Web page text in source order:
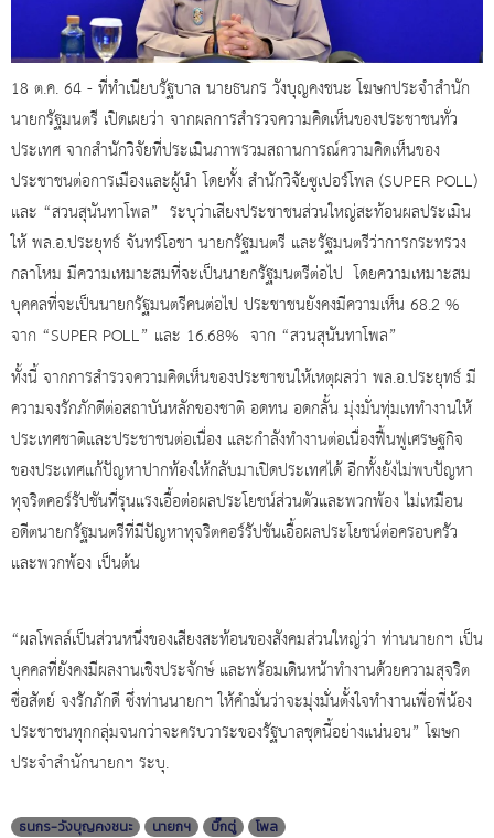
18 ต.ค. 64 - ที่ทำเนียบรัฐบาล นายธนกร วังบุญคงชนะ โฆษกประจำสำนัก
นายกรัฐมนตรี เปิดเผยว่า จากผลการสำรวจความคิดเห็นของประชาชนทั่ว
ประเทศ จากสำนักวิจัยที่ประเมินภาพรวมสถานการณ์ความคิดเห็นของ
ประชาชนต่อการเมืองและผู้นำ โดยทั้ง สำนักวิจัยซูเปอร์โพล (SUPER POLL)
และ “สวนสุนันทาโพล” ระบุว่าเสียงประชาชนส่วนใหญ่สะท้อนผลประเมิน
ให้ พล.อ.ประยุทธ์ จันทร์โอชา นายกรัฐมนตรี และรัฐมนตรีว่าการกระทรวง
กลาโหม มีความเหมาะสมที่จะเป็นนายกรัฐมนตรีต่อไป โดยความเหมาะสม
บุคคลที่จะเป็นนายกรัฐมนตรีคนต่อไป ประชาชนยังคงมีความเห็น 68.2 %
จาก “SUPER POLL” และ 16.68% จาก “สวนสุนันทาโพล”
ทั้งนี้ จากการสำรวจความคิดเห็นของประชาชนให้เหตุผลว่า พล.อ.ประยุทธ์ มี
ความจงรักภักดีต่อสถาบันหลักของชาติ อดทน อดกลั้น มุ่งมั่นทุ่มเททำงานให้
ประเทศชาติและประชาชนต่อเนื่อง และกำลังทำงานต่อเนื่องฟื้นฟูเศรษฐกิจ
ของประเทศแก้ปัญหาปากท้องให้กลับมาเปิดประเทศได้ อีกทั้งยังไม่พบปัญหา
ทุจริตคอร์รัปชันที่รุนแรงเอื้อต่อผลประโยชน์ส่วนตัวและพวกพ้อง ไม่เหมือน
อดีตนายกรัฐมนตรีที่มีปัญหาทุจริตคอร์รัปชันเอื้อผลประโยชน์ต่อครอบครัว
และพวกพ้อง เป็นต้น
“ผลโพลล์เป็นส่วนหนึ่งของเสียงสะท้อนของสังคมส่วนใหญ่ว่า ท่านนายกฯ เป็น
บุคคลที่ยังคงมีผลงานเชิงประจักษ์ และพร้อมเดินหน้าทำงานด้วยความสุจริต
ซื่อสัตย์ จงรักภักดี ซึ่งท่านนายกฯ ให้คำมั่นว่าจะมุ่งมั่นตั้งใจทำงานเพื่อพี่น้อง
ประชาชนทุกกลุ่มจนกว่าจะครบวาระของรัฐบาลชุดนี้อย่างแน่นอน” โฆษก
ประจำสำนักนายกฯ ระบุ.
ธนกร-วังบุญคงชนะ นายกฯ บิ๊กตู่ โพล